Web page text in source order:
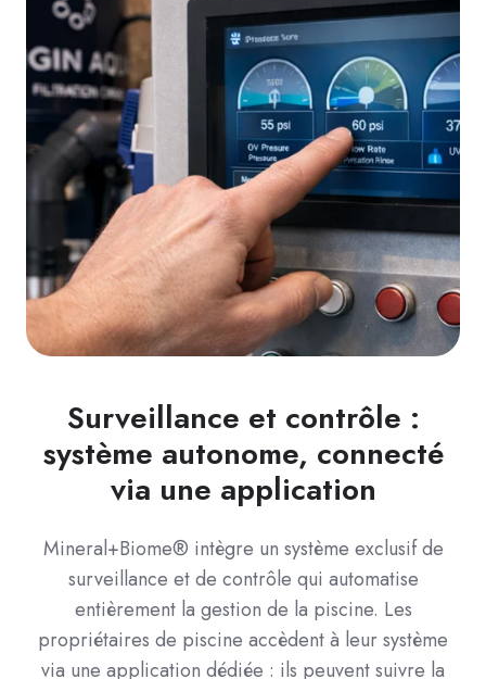
Surveillance et contrôle :
système autonome, connecté
via une application
Mineral+Biome® intègre un système exclusif de
surveillance et de contrôle qui automatise
entièrement la gestion de la piscine. Les
propriétaires de piscine accèdent à leur système
via une application dédiée : ils peuvent suivre la